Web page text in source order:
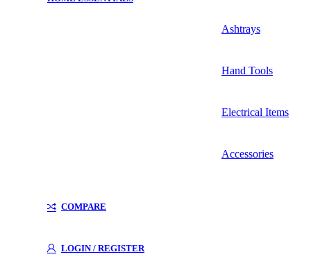
Ashtrays
Hand Tools
Electrical Items
Accessories
COMPARE
LOGIN / REGISTER